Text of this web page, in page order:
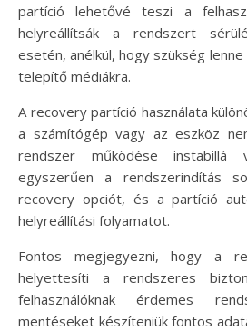
partíció lehetővé teszi a
helyreállítsák a rendszert
esetén, anélkül, hogy szükség
telepítő médiákra.
A recovery partíció használata
a számítógép vagy az eszköz
rendszer működése instabillá
egyszerűen a rendszerindítás
recovery opciót, és a partíció
helyreállítási folyamatot.
Fontos megjegyezni, hogy a
helyettesíti a rendszeres
felhasználóknak érdemes
mentéseket készíteniük fontos